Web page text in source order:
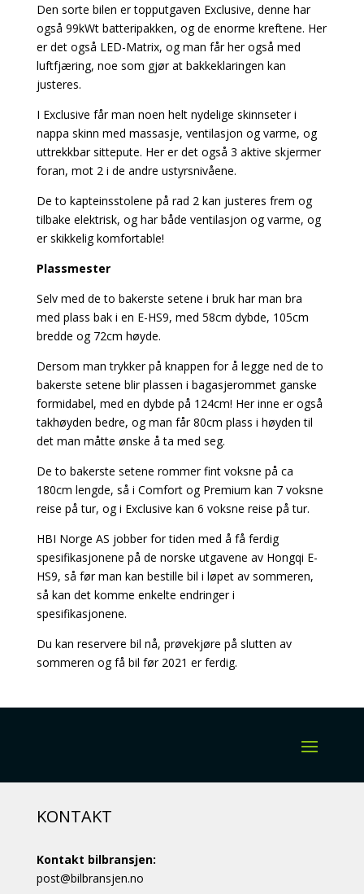
Den sorte bilen er topputgaven Exclusive, denne har
også 99kWt batteripakken, og de enorme kreftene. Her
er det også LED-Matrix, og man får her også med
luftfjæring, noe som gjør at bakkeklaringen kan
justeres.
I Exclusive får man noen helt nydelige skinnseter i
nappa skinn med massasje, ventilasjon og varme, og
uttrekkbar sittepute. Her er det også 3 aktive skjermer
foran, mot 2 i de andre ustyrsnivåene.
De to kapteinsstolene på rad 2 kan justeres frem og
tilbake elektrisk, og har både ventilasjon og varme, og
er skikkelig komfortable!
Plassmester
Selv med de to bakerste setene i bruk har man bra
med plass bak i en E-HS9, med 58cm dybde, 105cm
bredde og 72cm høyde.
Dersom man trykker på knappen for å legge ned de to
bakerste setene blir plassen i bagasjerommet ganske
formidabel, med en dybde på 124cm! Her inne er også
takhøyden bedre, og man får 80cm plass i høyden til
det man måtte ønske å ta med seg.
De to bakerste setene rommer fint voksne på ca
180cm lengde, så i Comfort og Premium kan 7 voksne
reise på tur, og i Exclusive kan 6 voksne reise på tur.
HBI Norge AS jobber for tiden med å få ferdig
spesifikasjonene på de norske utgavene av Hongqi E-
HS9, så før man kan bestille bil i løpet av sommeren,
så kan det komme enkelte endringer i
spesifikasjonene.
Du kan reservere bil nå, prøvekjøre på slutten av
sommeren og få bil før 2021 er ferdig.
KONTAKT
Kontakt bilbransjen:
post@bilbransjen.no